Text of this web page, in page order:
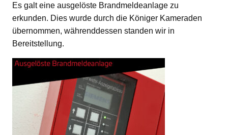
Es galt eine ausgelöste Brandmeldeanlage zu
erkunden. Dies wurde durch die Königer Kameraden
übernommen, währenddessen standen wir in
Bereitstellung.